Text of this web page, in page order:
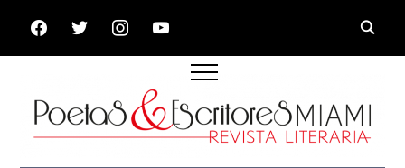
FACEBOOKTWITTERINSTAGRAMYOUTUBE